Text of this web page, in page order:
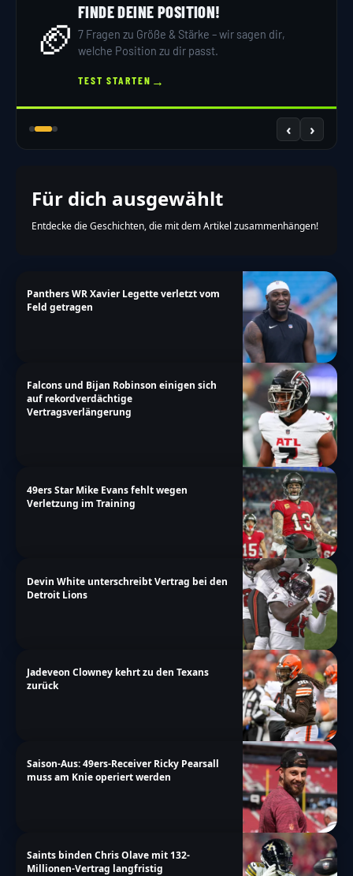
🏈
FINDE DEINE POSITION!
7 Fragen zu Größe & Stärke – wir sagen dir,
welche Position zu dir passt.
TEST STARTEN →
‹ ›
Für dich ausgewählt
Entdecke die Geschichten, die mit dem Artikel zusammenhängen!
Panthers WR Xavier Legette verletzt vom
Feld getragen
Falcons und Bijan Robinson einigen sich
auf rekordverdächtige
Vertragsverlängerung
49ers Star Mike Evans fehlt wegen
Verletzung im Training
Devin White unterschreibt Vertrag bei den
Detroit Lions
Jadeveon Clowney kehrt zu den Texans
zurück
Saison-Aus: 49ers-Receiver Ricky Pearsall
muss am Knie operiert werden
Saints binden Chris Olave mit 132-
Millionen-Vertrag langfristig